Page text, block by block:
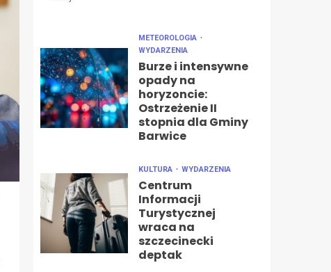
METEOROLOGIA
WYDARZENIA
Burze i intensywne
opady na
horyzoncie:
Ostrzeżenie II
stopnia dla Gminy
Barwice
KULTURA WYDARZENIA
Centrum
Informacji
Turystycznej
wraca na
szczecinecki
deptak